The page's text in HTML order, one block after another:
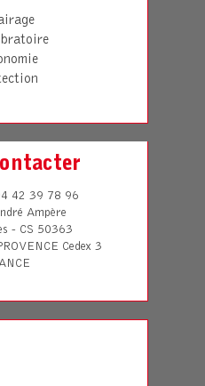
42 39 78 96
Ampère
- CS 50363
Cedex 3